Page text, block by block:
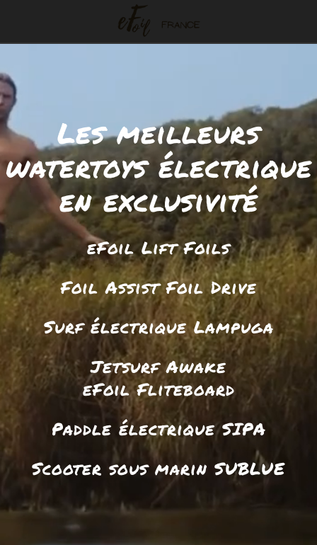
Les meilleurs
watertoys électrique
en exclusivité
eFoil Lift Foils
Foil Assist Foil Drive
Surf électrique Lampuga
Jetsurf Awake
eFoil Fliteboard
Paddle électrique SIPA
Scooter sous marin SUBLUE